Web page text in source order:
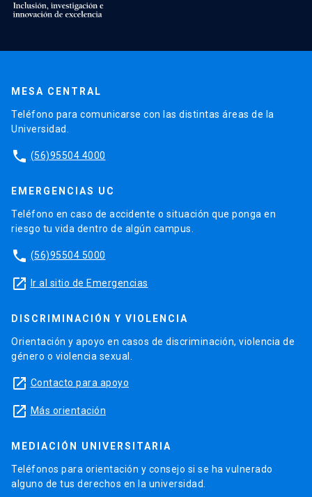
MESA CENTRAL
Teléfono para comunicarse con las distintas áreas de la
Universidad.
phone (56)95504 4000
EMERGENCIAS UC
Teléfono en caso de accidente o situación que ponga en
riesgo tu vida dentro de algún campus.
phone (56)95504 5000
launch Ir al sitio de Emergencias
DISCRIMINACIÓN Y VIOLENCIA
Orientación y apoyo en casos de discriminación, violencia de
género o violencia sexual.
launch Contacto para apoyo
launch Más orientación
MEDIACIÓN UNIVERSITARIA
Teléfonos para orientación y consejo si se ha vulnerado
alguno de tus derechos en la universidad.